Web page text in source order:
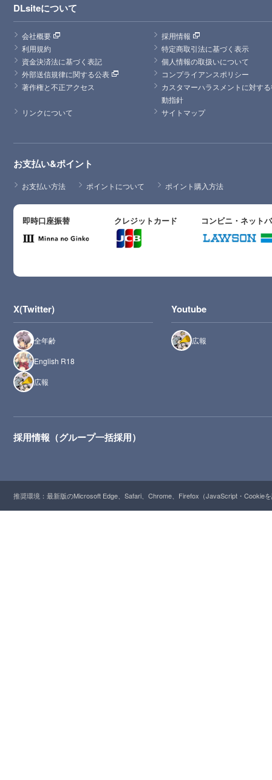
DLsiteについて
会社概要
採用情報
利用規約
特定商取引法に基づく表示
資金決済法に基づく表記
個人情報の取扱いについて
外部送信規律に関する公表
コンプライアンスポリシー
著作権と不正アクセス
カスタマーハラスメントに対す
動指針
リンクについて
サイトマップ
お支払い&ポイント
お支払い方法 ポイントについて ポイント購入方法
即時口座振替 クレジットカード コンビニ・ネット
X(Twitter)
全年齢
English R18
広報
Youtube
広報
採用情報（グループ一括採用）
推奨環境：最新版のMicrosoft Edge、Safari、Chrome、Firefox（JavaScript・Cookie